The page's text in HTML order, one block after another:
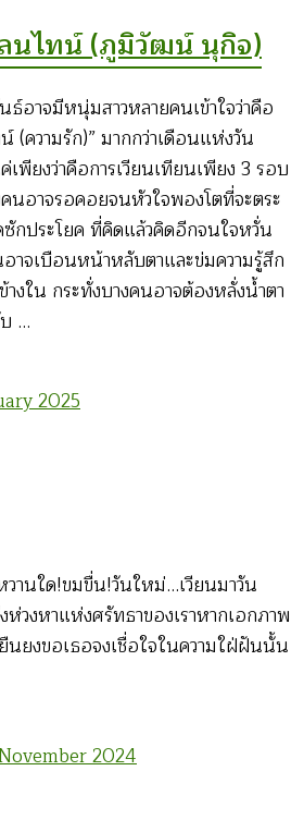
นไทน์ (ภูมิวัฒน์ นุกิจ)
อาจมีหนุ่มสาวหลายคนเข้าใจว่าคือ
(ความรัก)” มากกว่าเดือนแห่งวัน
พียงว่าคือการเวียนเทียนเพียง 3 รอบ
อาจรอคอยจนหัวใจพองโตที่จะตระ
ซักประโยค ที่คิดแล้วคิดอีกจนใจหวั่น
าจเบือนหน้าหลับตาและข่มความรู้สึก
างใน กระทั่งบางคนอาจต้องหลั่งน้ำตา
…
2025
านใด!ขมขื่น!วันใหม่…เวียนมาวัน
วงหาแห่งศรัทธาของเราหากเอกภาพ
งขอเธอจงเชื่อใจในความใฝ่ฝันนั้น
2024